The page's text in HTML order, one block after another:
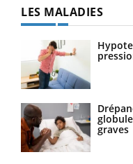
LES MALADIES
graves